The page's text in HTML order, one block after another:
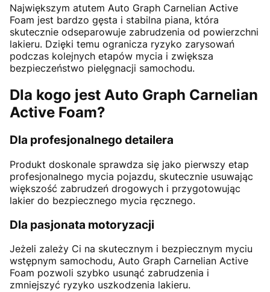
Największym atutem Auto Graph Carnelian Active
Foam jest bardzo gęsta i stabilna piana, która
skutecznie odseparowuje zabrudzenia od powierzchni
lakieru. Dzięki temu ogranicza ryzyko zarysowań
podczas kolejnych etapów mycia i zwiększa
bezpieczeństwo pielęgnacji samochodu.
Dla kogo jest Auto Graph Carnelian
Active Foam?
Dla profesjonalnego detailera
Produkt doskonale sprawdza się jako pierwszy etap
profesjonalnego mycia pojazdu, skutecznie usuwając
większość zabrudzeń drogowych i przygotowując
lakier do bezpiecznego mycia ręcznego.
Dla pasjonata motoryzacji
Jeżeli zależy Ci na skutecznym i bezpiecznym myciu
wstępnym samochodu, Auto Graph Carnelian Active
Foam pozwoli szybko usunąć zabrudzenia i
zmniejszyć ryzyko uszkodzenia lakieru.